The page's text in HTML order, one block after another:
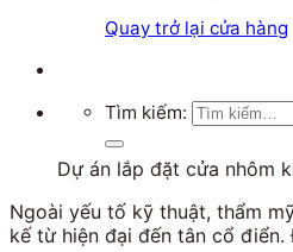
Quay trở lại cửa hàng
Tìm kiếm:
Dự án lắp đặt cửa nhôm
Ngoài yếu tố kỹ thuật, thẩm
kế từ hiện đại đến tân cổ